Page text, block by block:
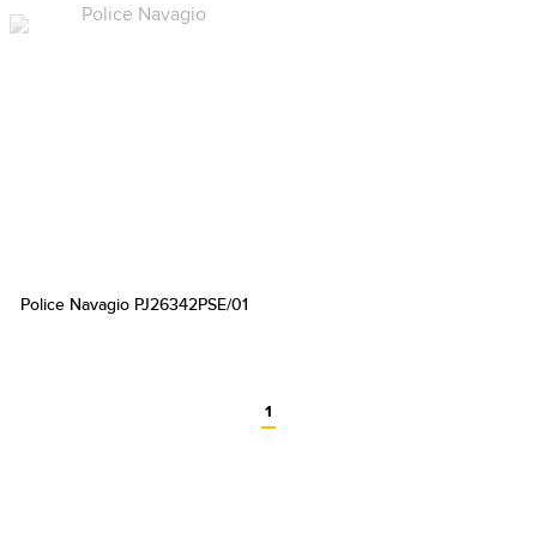
Police Navagio PJ26342PSE/01
1